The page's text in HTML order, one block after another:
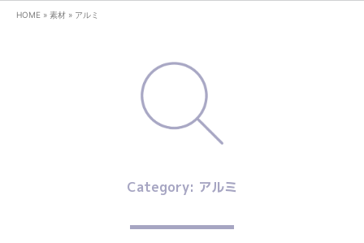
HOME » 素材 » アルミ
Category: アルミ